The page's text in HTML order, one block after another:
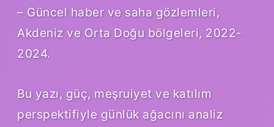
– Güncel haber ve saha gözlemleri,
Akdeniz ve Orta Doğu bölgeleri, 2022-
2024.
Bu yazı, güç, meşruiyet ve katılım
perspektifiyle günlük ağacını analiz